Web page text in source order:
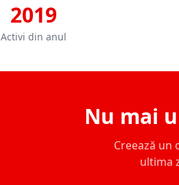
2019
Activi din anul
Nu mai
Creează un
ultima